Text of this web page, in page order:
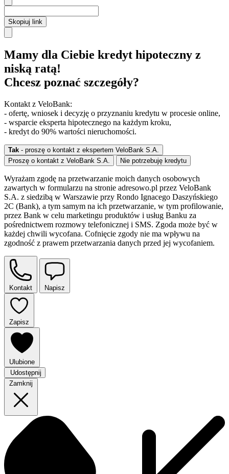
Skopiuj link
Mamy dla Ciebie kredyt hipoteczny z
niską ratą!
Chcesz poznać szczegóły?
Kontakt z VeloBank:
- ofertę, wniosek i decyzję o przyznaniu kredytu w procesie online,
- wsparcie eksperta hipotecznego na każdym kroku,
- kredyt do 90% wartości nieruchomości.
Tak - proszę o kontakt z ekspertem VeloBank S.A.
Proszę o kontakt z VeloBank S.A.
Nie potrzebuję kredytu
Wyrażam zgodę na przetwarzanie moich danych osobowych
zawartych w formularzu na stronie adresowo.pl przez VeloBank
S.A. z siedzibą w Warszawie przy Rondo Ignacego Daszyńskiego
2C (Bank), a tym samym na ich przetwarzanie, w tym profilowanie,
przez Bank w celu marketingu produktów i usług Banku za
pośrednictwem rozmowy telefonicznej i SMS. Zgoda może być w
każdej chwili wycofana. Cofnięcie zgody nie ma wpływu na
zgodność z prawem przetwarzania danych przed jej wycofaniem.
Kontakt Napisz
Zapisz
Ulubione
Udostępnij
Zamknij